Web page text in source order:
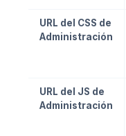
URL del CSS de
Administración
URL del JS de
Administración